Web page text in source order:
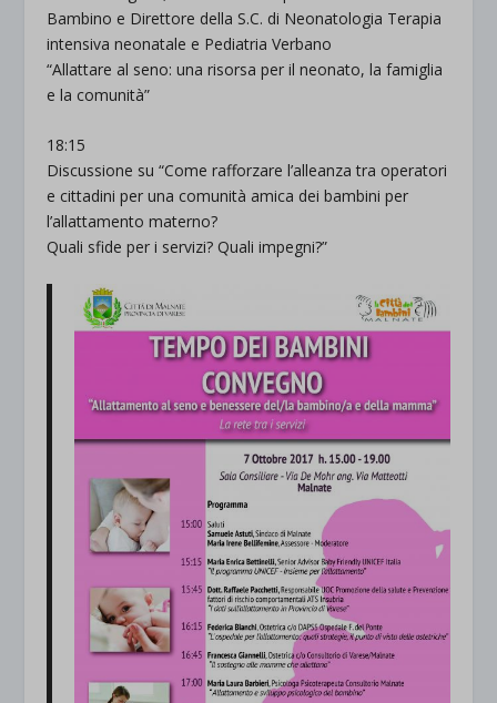
Bambino e Direttore della S.C. di Neonatologia Terapia
intensiva neonatale e Pediatria Verbano
“Allattare al seno: una risorsa per il neonato, la famiglia
e la comunità”
18:15
Discussione su “Come rafforzare l’alleanza tra operatori
e cittadini per una comunità amica dei bambini per
l’allattamento materno?
Quali sfide per i servizi? Quali impegni?”